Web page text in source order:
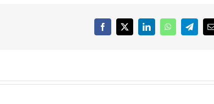
Facebook
X LinkedInWhatsApp